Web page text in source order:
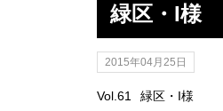
緑区・I様
2015年04月25日
Vol.61 緑区・I様